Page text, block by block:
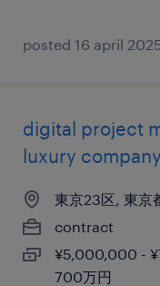
posted 16 april
digital project
luxury
東京23区, 東京
contract
¥5,000,000 -
700万円